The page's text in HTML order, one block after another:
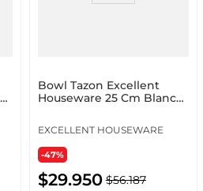
Bowl Tazon Excellent
Houseware 25 Cm Blanco
EXCELLENT HOUSEWARE
-47%
$29.950 $56.187